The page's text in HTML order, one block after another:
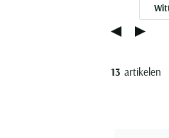
13 artikelen